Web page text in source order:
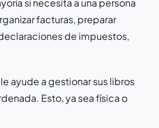
sí necesita a una persona
facturas, preparar
de impuestos,
ayude a gestionar sus libros
Esto, ya sea física o